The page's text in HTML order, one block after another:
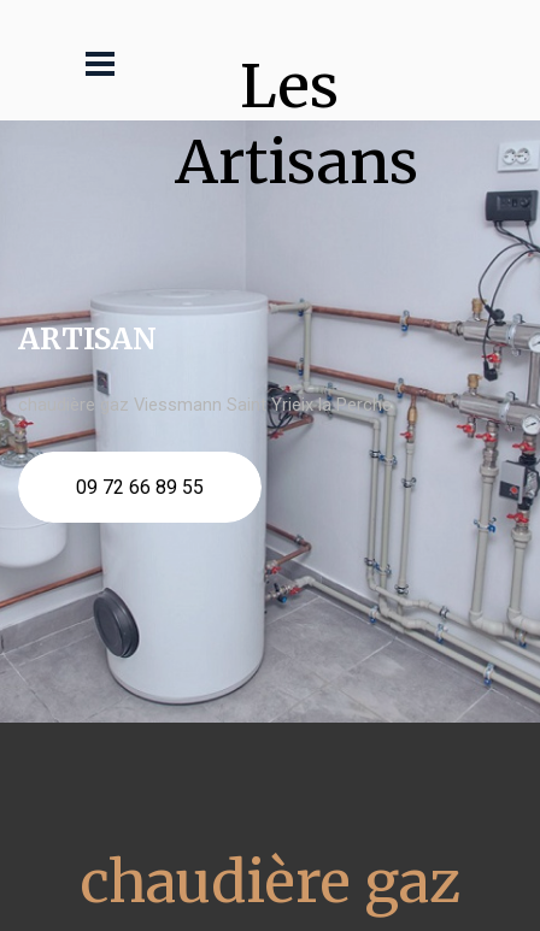
Les
Artisans
ARTISAN
chaudière gaz Viessmann Saint Yrieix la Perche
09 72 66 89 55
chaudière gaz